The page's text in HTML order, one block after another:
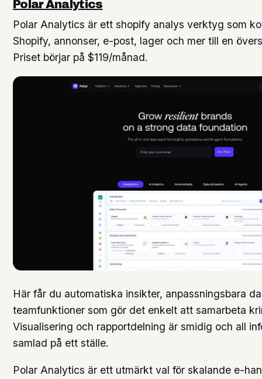
Polar Analytics
Polar Analytics är ett shopify analys verktyg som
Shopify, annonser, e-post, lager och mer till en
Priset börjar på $119/månad.
Här får du automatiska insikter, anpassningsbara
teamfunktioner som gör det enkelt att samarbeta
Visualisering och rapportdelning är smidig och all
samlad på ett ställe.
Polar Analytics är ett utmärkt val för skalande e-